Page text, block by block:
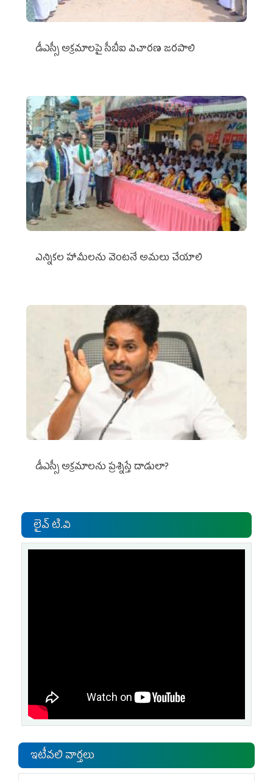
డీఎస్సీ అక్రమాలపై సీబీఐ విచారణ జరపాలి
ఎన్నికల హామీలను వెంటనే అమలు చేయాలి
డీఎస్సీ అక్రమాలను ప్రశ్నిస్తే దాడులా?
లైవ్ టి.వి
ఇటీవలి వార్తలు